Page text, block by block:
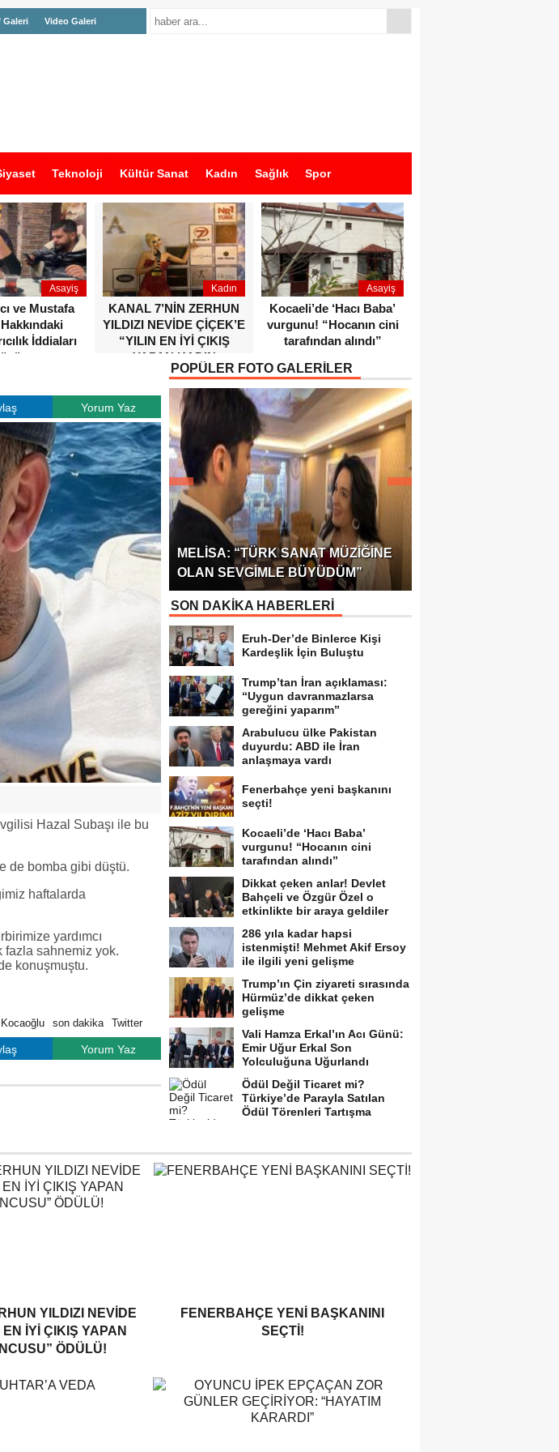
Galeri Video Galeri
Teknoloji Kültür Sanat Kadın Sağlık Spor
Asayiş
ve Mustafa
İddiaları
Kadın
KANAL 7’NİN ZERHUN
YILDIZI NEVİDE ÇİÇEK’E
“YILIN EN İYİ ÇIKIŞ
YAPAN KADIN
OYUNCUSU” ÖDÜLÜ!
Asayiş
Kocaeli’de ‘Hacı Baba’
vurgunu! “Hocanın cini
tarafından alındı”
Yorum Yaz
Hazal Subaşı ile bu
de bomba gibi düştü.
haftalarda
yardımcı
fazla sahnemiz yok.
konuşmuştu.
Kocaoğlu son dakika Twitter
Yorum Yaz
POPÜLER FOTO GALERİLER
MELISA: “TÜRK SANAT MÜZIĞINE
OLAN SEVGIMLE BÜYÜDÜM”
SON DAKİKA HABERLERİ
Eruh-Der’de Binlerce Kişi
Kardeşlik İçin Buluştu
Trump’tan İran açıklaması:
“Uygun davranmazlarsa
gereğini yaparım”
Arabulucu ülke Pakistan
duyurdu: ABD ile İran
anlaşmaya vardı
Fenerbahçe yeni başkanını
seçti!
Kocaeli’de ‘Hacı Baba’
vurgunu! “Hocanın cini
tarafından alındı”
Dikkat çeken anlar! Devlet
Bahçeli ve Özgür Özel o
etkinlikte bir araya geldiler
286 yıla kadar hapsi
istenmişti! Mehmet Akif Ersoy
ile ilgili yeni gelişme
Trump’ın Çin ziyareti sırasında
Hürmüz’de dikkat çeken
gelişme
Vali Hamza Erkal’ın Acı Günü:
Emir Uğur Erkal Son
Yolculuğuna Uğurlandı
Ödül Değil Ticaret mi?
Türkiye’de Parayla Satılan
Ödül Törenleri Tartışma
YILDIZI NEVİDE
İYİ ÇIKIŞ YAPAN
ÖDÜLÜ!
FENERBAHÇE YENI BAŞKANINI
SEÇTI!